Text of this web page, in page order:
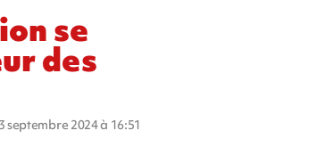
se
des
septembre 2024 à 16:51